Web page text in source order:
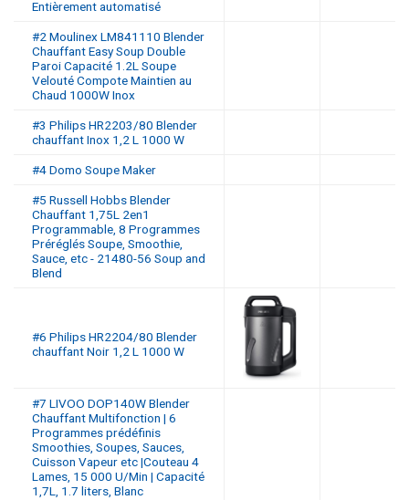
Entièrement automatisé
#2 Moulinex LM841110 Blender
Chauffant Easy Soup Double
Paroi Capacité 1.2L Soupe
Velouté Compote Maintien au
Chaud 1000W Inox
#3 Philips HR2203/80 Blender
chauffant Inox 1,2 L 1000 W
#4 Domo Soupe Maker
#5 Russell Hobbs Blender
Chauffant 1,75L 2en1
Programmable, 8 Programmes
Préréglés Soupe, Smoothie,
Sauce, etc - 21480-56 Soup and
Blend
#6 Philips HR2204/80 Blender
chauffant Noir 1,2 L 1000 W
#7 LIVOO DOP140W Blender
Chauffant Multifonction | 6
Programmes prédéfinis
Smoothies, Soupes, Sauces,
Cuisson Vapeur etc |Couteau 4
Lames, 15 000 U/Min | Capacité
1,7L, 1.7 liters, Blanc